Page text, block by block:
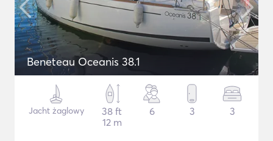
Beneteau Oceanis 38.1
Jacht żaglowy
38 ft
12 m
6 3 3